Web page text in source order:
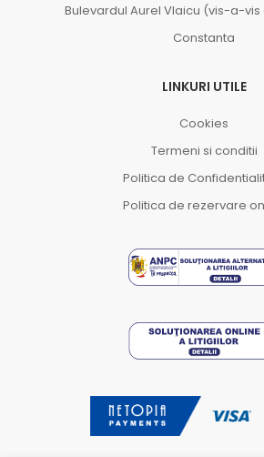
Bulevardul Aurel Vlaicu (vis-a-vis
Constanta
LINKURI UTILE
Cookies
Termeni si conditii
Politica de
Politica de rezervare